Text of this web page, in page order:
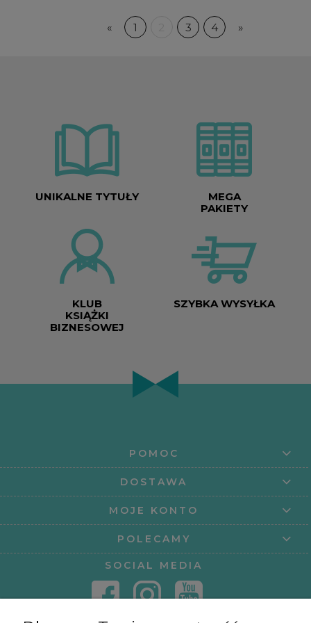
« 1 3 4 »
UNIKALNE TYTUŁY
MEGA
PAKIETY
KLUB
KSIĄŻKI
BIZNESOWEJ
SZYBKA WYSYŁKA
POMOC
DOSTAWA
MOJE KONTO
POLECAMY
SOCIAL MEDIA